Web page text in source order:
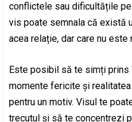
conflictele sau dificultățile
vis poate semnala că există
acea relație, dar care nu
Este posibil să te simți prins
momente fericite și
pentru un motiv. Visul te
trecutul și să te concentrezi